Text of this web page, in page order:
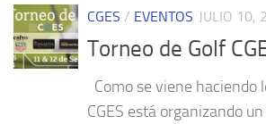
CGES / EVENTOS JULIO 10,
Torneo de Golf
Como se viene haciendo
CGES está organizando